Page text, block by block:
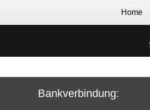
Home
Bankverbindung: